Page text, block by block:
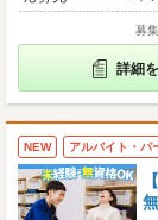
募
詳細
NEW アルバイト・パ